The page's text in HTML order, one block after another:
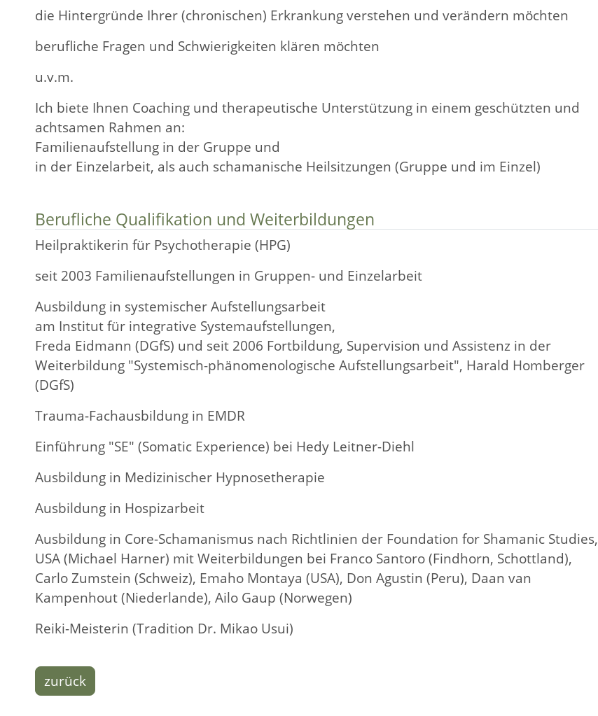
die Hintergründe Ihrer (chronischen) Erkrankung verstehen und verändern möchten
berufliche Fragen und Schwierigkeiten klären möchten
u.v.m.
Ich biete Ihnen Coaching und therapeutische Unterstützung in einem geschützten und
achtsamen Rahmen an:
Familienaufstellung in der Gruppe und
in der Einzelarbeit, als auch schamanische Heilsitzungen (Gruppe und im Einzel)
Berufliche Qualifikation und Weiterbildungen
Heilpraktikerin für Psychotherapie (HPG)
seit 2003 Familienaufstellungen in Gruppen- und Einzelarbeit
Ausbildung in systemischer Aufstellungsarbeit
am Institut für integrative Systemaufstellungen,
Freda Eidmann (DGfS) und seit 2006 Fortbildung, Supervision und Assistenz in der
Weiterbildung "Systemisch-phänomenologische Aufstellungsarbeit", Harald Homberger
(DGfS)
Trauma-Fachausbildung in EMDR
Einführung "SE" (Somatic Experience) bei Hedy Leitner-Diehl
Ausbildung in Medizinischer Hypnosetherapie
Ausbildung in Hospizarbeit
Ausbildung in Core-Schamanismus nach Richtlinien der Foundation for Shamanic Studies,
USA (Michael Harner) mit Weiterbildungen bei Franco Santoro (Findhorn, Schottland),
Carlo Zumstein (Schweiz), Emaho Montaya (USA), Don Agustin (Peru), Daan van
Kampenhout (Niederlande), Ailo Gaup (Norwegen)
Reiki-Meisterin (Tradition Dr. Mikao Usui)
zurück